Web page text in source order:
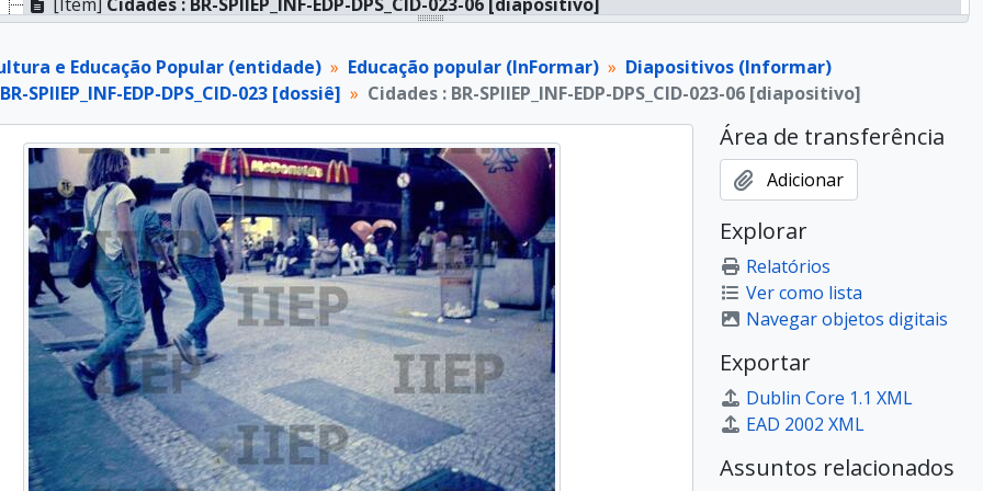
[Item]Cidades : BR-SPIIEP_INF-EDP-DPS_CID-023-07 [diapositivo]
[Item]
Cidades : BR-SPIIEP_INF-EDP-DPS_CID-023-08 [diapositivo]
[Item]Cidades : BR-SPIIEP_INF-EDP-DPS_CID-023-09 [diapositivo]
[Item]
Cidades : BR-SPIIEP_INF-EDP-DPS_CID-023-10 [diapositivo]
[Item]Cidades : BR-SPIIEP_INF-EDP-DPS_CID-023-12 [diapositivo]
[Item]Cidades : BR-SPIIEP_INF-EDP-DPS_CID-023-13 [diapositivo]
[Item]Cidades : BR-SPIIEP_INF-EDP-DPS_CID-023-14 [diapositivo]
[Item]Cidades : BR-SPIIEP_INF-EDP-DPS_CID-023-15 [diapositivo]
[Item]Cidades : BR-SPIIEP_INF-EDP-DPS_CID-023-16 [diapositivo]
[Item]Cidades : BR-SPIIEP_INF-EDP-DPS_CID-023-17 [diapositivo]
[Item]Cidades : BR-SPIIEP_INF-EDP-DPS_CID-023-18 [diapositivo]
[Item]Cidades : BR-SPIIEP_INF-EDP-DPS_CID-023-19 [diapositivo]
[Item]Cidades : BR-SPIIEP_INF-EDP-DPS_CID-023-20 [diapositivo]
[Dossiê]Cidades : BR-SPIIEP_INF-EDP-DPS_CID-024 [dossiê]
[Dossiê]Cidades : BR-SPIIEP_INF-EDP-DPS_CID-025 [dossiê]
[Dossiê] Cidades : BR-SPIIEP_INF-EDP-DPS_CID-026 [dossiê]
[Dossiê]Cidades : BR-SPIIEP_INF-EDP-DPS_CID-027 [dossiê]
e Educação Popular (entidade) Educação popular (InFormar)
Diapositivos (Informar)
SPIIEP_INF-EDP-DPS_CID-023 [dossiê]
Cidades : BR-SPIIEP_INF-EDP-DPS_CID-023-06 [diapositivo]
Área de transferência
Adicionar
Explorar
Relatórios
Ver como lista
Navegar objetos digitais
Exportar
Dublin Core 1.1 XML
EAD 2002 XML
Assuntos relacionados